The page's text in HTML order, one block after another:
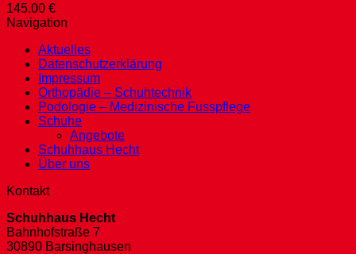
145,00 €
Navigation
Aktuelles
Datenschutzerklärung
Impressum
Orthopädie – Schuhtechnik
Podologie – Medizinische Fusspflege
Schuhe
Angebote
Schuhhaus Hecht
Über uns
Kontakt
Schuhhaus Hecht
Bahnhofstraße 7
30890 Barsinghausen